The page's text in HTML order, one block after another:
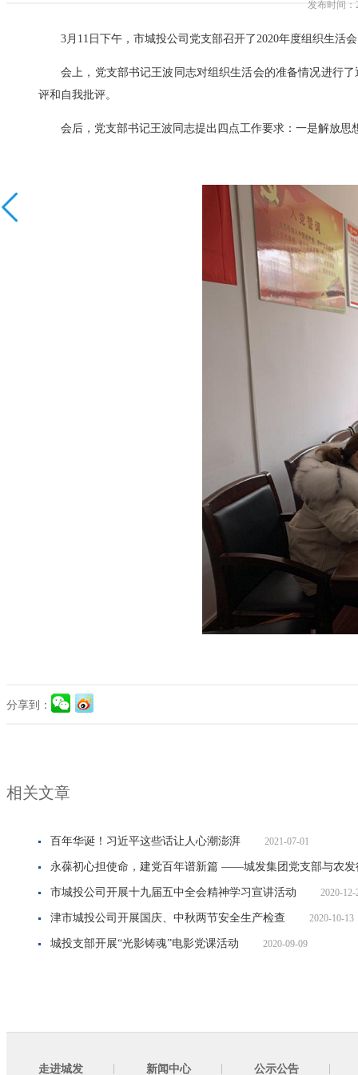
发布时间
3月11日下午，市城投公司党支部召开了2020年度组织生活会
会上，党支部书记王波同志对组织生活会的准备情况进行
评和自我批评。
会后，党支部书记王波同志提出四点工作要求：一是解放思想
分享到：
相关文章
百年华诞！习近平这些话让人心潮澎湃 2021-07-01
永葆初心担使命，建党百年谱新篇 ——城发集团党支部与农
市城投公司开展十九届五中全会精神学习宣讲活动 2020-12-
津市城投公司开展国庆、中秋两节安全生产检查 2020-10-13
城投支部开展“光影铸魂”电影党课活动 2020-09-09
走进城发 新闻中心 公示公告